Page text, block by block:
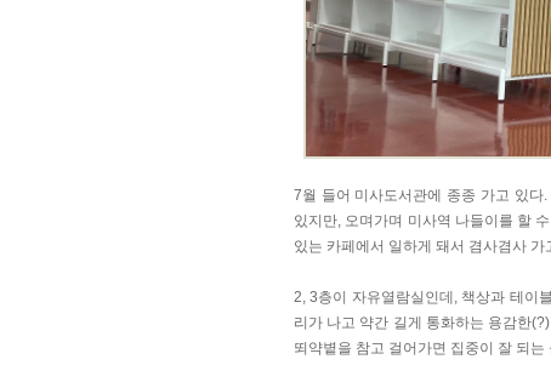
7월 들어 미사도서관에 종종 가고 있다
있지만, 오며가며 미사역 나들이를 할
있는 카페에서 일하게 돼서 겸사겸사 가
2, 3층이 자유열람실인데, 책상과 테이
리가 나고 약간 길게 통화하는 용감한
뙤약볕을 참고 걸어가면 집중이 잘 되